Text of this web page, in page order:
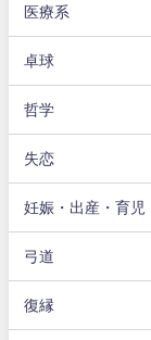
医療系
卓球
哲学
失恋
妊娠・出産・育児
弓道
復縁